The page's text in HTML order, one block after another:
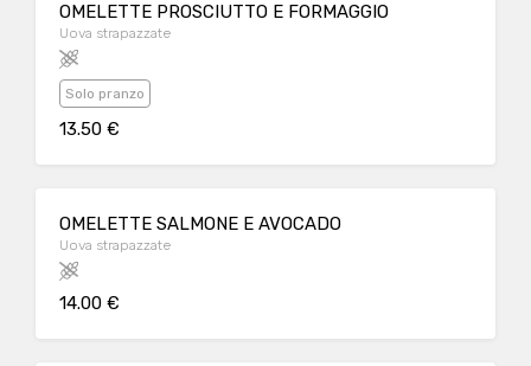
OMELETTE PROSCIUTTO E FORMAGGIO
Uova strapazzate
Solo pranzo
13.50 €
OMELETTE SALMONE E AVOCADO
Uova strapazzate
14.00 €